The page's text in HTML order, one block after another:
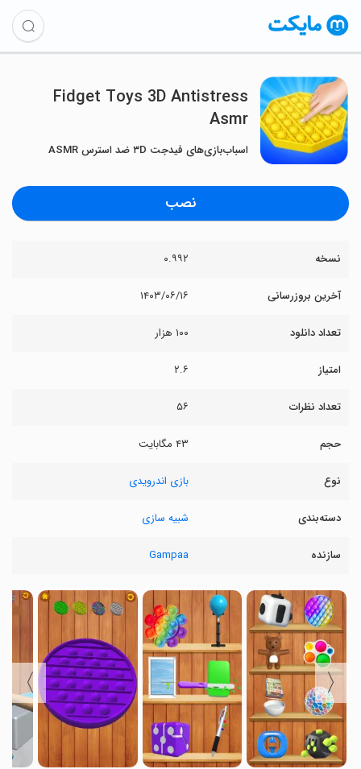
Fidget Toys 3D Antistress
Asmr
اسباب‌بازی‌های فیدجت ۳D ضد استرس ASMR
نصب
نسخه ۰.۹۹۲
آخرین بروزرسانی ۱۴۰۳/۰۶/۱۶
تعداد دانلود ۱۰۰ هزار
امتیاز ۲.۶
تعداد نظرات ۵۶
حجم ۴۳ مگابایت
نوع بازی اندرویدی
دسته‌بندی شبیه سازی
سازنده Gampaa
〈
〉